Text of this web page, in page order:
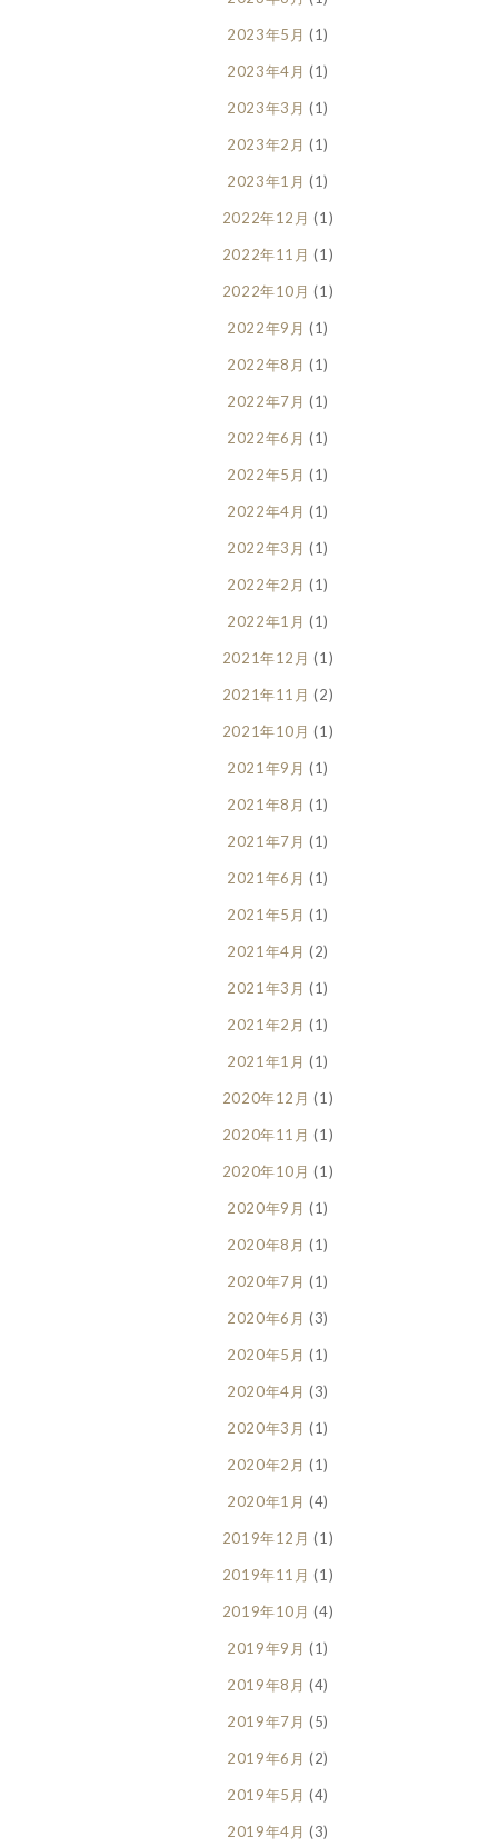
2023年5月 (1)
2023年4月 (1)
2023年3月 (1)
2023年2月 (1)
2023年1月 (1)
2022年12月 (1)
2022年11月 (1)
2022年10月 (1)
2022年9月 (1)
2022年8月 (1)
2022年7月 (1)
2022年6月 (1)
2022年5月 (1)
2022年4月 (1)
2022年3月 (1)
2022年2月 (1)
2022年1月 (1)
2021年12月 (1)
2021年11月 (2)
2021年10月 (1)
2021年9月 (1)
2021年8月 (1)
2021年7月 (1)
2021年6月 (1)
2021年5月 (1)
2021年4月 (2)
2021年3月 (1)
2021年2月 (1)
2021年1月 (1)
2020年12月 (1)
2020年11月 (1)
2020年10月 (1)
2020年9月 (1)
2020年8月 (1)
2020年7月 (1)
2020年6月 (3)
2020年5月 (1)
2020年4月 (3)
2020年3月 (1)
2020年2月 (1)
2020年1月 (4)
2019年12月 (1)
2019年11月 (1)
2019年10月 (4)
2019年9月 (1)
2019年8月 (4)
2019年7月 (5)
2019年6月 (2)
2019年5月 (4)
2019年4月 (3)